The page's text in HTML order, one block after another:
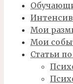
Мои
Мои
Статьи